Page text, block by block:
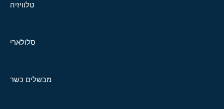
טלוויזיה
סלולארי
מבשלים כשר